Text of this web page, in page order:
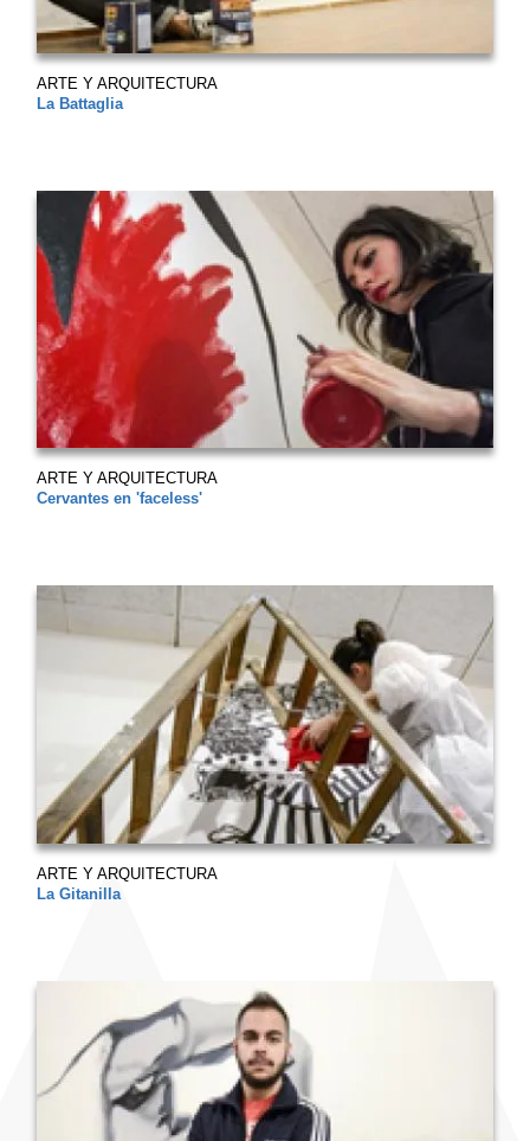
ARTE Y ARQUITECTURA
La Battaglia
ARTE Y ARQUITECTURA
Cervantes en 'faceless'
ARTE Y ARQUITECTURA
La Gitanilla